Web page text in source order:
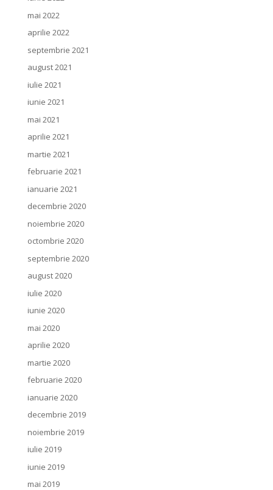
mai 2022
aprilie 2022
septembrie 2021
august 2021
iulie 2021
iunie 2021
mai 2021
aprilie 2021
martie 2021
februarie 2021
ianuarie 2021
decembrie 2020
noiembrie 2020
octombrie 2020
septembrie 2020
august 2020
iulie 2020
iunie 2020
mai 2020
aprilie 2020
martie 2020
februarie 2020
ianuarie 2020
decembrie 2019
noiembrie 2019
iulie 2019
iunie 2019
mai 2019